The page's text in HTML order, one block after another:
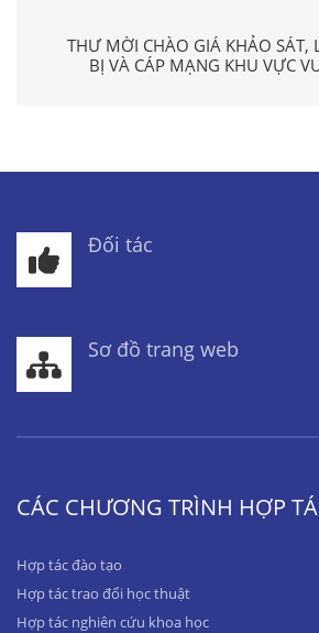
THƯ MỜI CHÀO GIÁ KHẢO SÁT,
BỊ VÀ CÁP MẠNG KHU VỰC
Đối tác
Sơ đồ trang web
CÁC CHƯƠNG TRÌNH HỢP
Hợp tác đào tạo
Hợp tác trao đổi học thuật
Hợp tác nghiên cứu khoa học